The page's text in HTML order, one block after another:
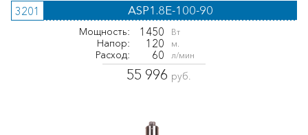
3201 ASP1.8E-100-90
Мощность: 1450 Вт
Напор: 120 м.
Расход: 60 л/мин
55 996 руб.